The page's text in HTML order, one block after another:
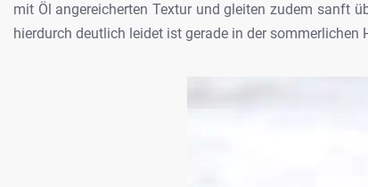
mit Öl angereicherten Textur und gleiten zudem sanft
hierdurch deutlich leidet ist gerade in dersommerlichen